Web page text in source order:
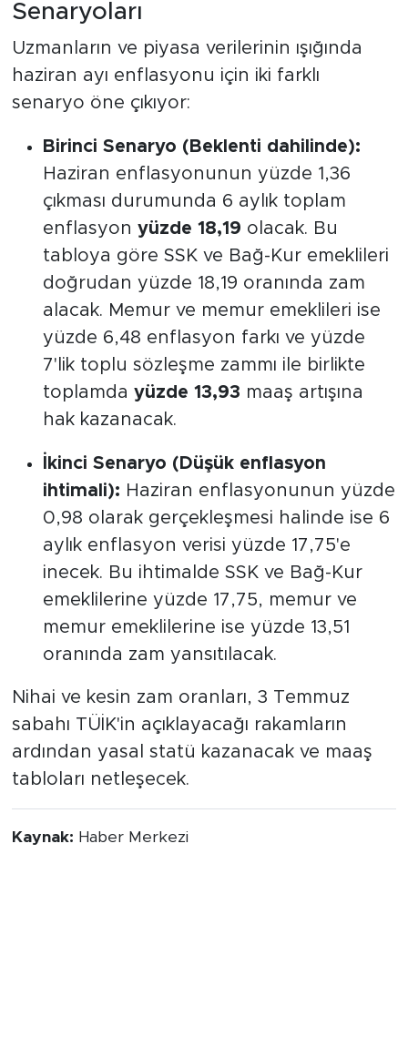
Senaryoları
Uzmanların ve piyasa verilerinin ışığında
haziran ayı enflasyonu için iki farklı
senaryo öne çıkıyor:
Birinci Senaryo (Beklenti dahilinde):
Haziran enflasyonunun yüzde 1,36
çıkması durumunda 6 aylık toplam
enflasyon yüzde 18,19 olacak. Bu
tabloya göre SSK ve Bağ-Kur emeklileri
doğrudan yüzde 18,19 oranında zam
alacak. Memur ve memur emeklileri ise
yüzde 6,48 enflasyon farkı ve yüzde
7'lik toplu sözleşme zammı ile birlikte
toplamda yüzde 13,93 maaş artışına
hak kazanacak.
İkinci Senaryo (Düşük enflasyon
ihtimali): Haziran enflasyonunun yüzde
0,98 olarak gerçekleşmesi halinde ise 6
aylık enflasyon verisi yüzde 17,75'e
inecek. Bu ihtimalde SSK ve Bağ-Kur
emeklilerine yüzde 17,75, memur ve
memur emeklilerine ise yüzde 13,51
oranında zam yansıtılacak.
Nihai ve kesin zam oranları, 3 Temmuz
sabahı TÜİK'in açıklayacağı rakamların
ardından yasal statü kazanacak ve maaş
tabloları netleşecek.
Kaynak: Haber Merkezi